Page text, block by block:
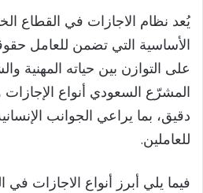
يُعد نظام الاجازات في القطاع
الأساسية التي تضمن للعامل
على التوازن بين حياته المهنية
المشرّع السعودي أنواع
دقيق، بما يراعي الجوانب
للعاملين.
فيما يلي أبرز أنواع الاجازات